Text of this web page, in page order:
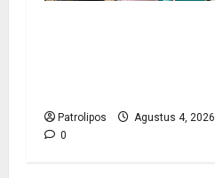
Patrolipos
Agustus 4, 2026
0